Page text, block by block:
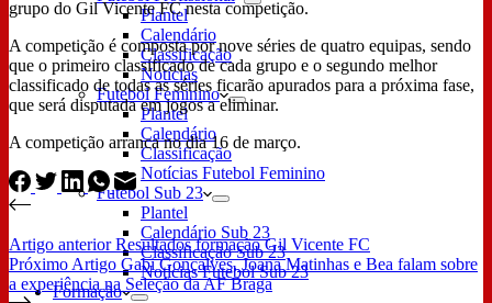
Plantel
Calendário
Classificação
Notícias
Futebol Feminino
Plantel
Calendário
Classificação
Notícias Futebol Feminino
Futebol Sub 23
Plantel
Calendário Sub 23
Classificação Sub 23
Notícias Futebol Sub 23
Formação
grupo do Gil Vicente FC nesta competição.
A competição é composta por nove séries de quatro equipas, sendo
que o primeiro classificado de cada grupo e o segundo melhor
classificado de todas as séries ficarão apurados para a próxima fase,
que será disputada em jogos a eliminar.
A competição arranca no dia 16 de março.
Artigo anteriorResultados formação Gil Vicente FC
Próximo Artigo Gabi Gonçalves, Joana Matinhas e Bea falam sobre
a experiência na Seleção da AF Braga